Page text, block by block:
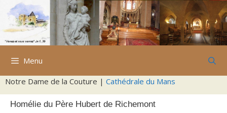
Aller
contenu
Menu
Notre Dame de la Couture | Cathédrale du Mans
Homélie du Père Hubert de Richemont